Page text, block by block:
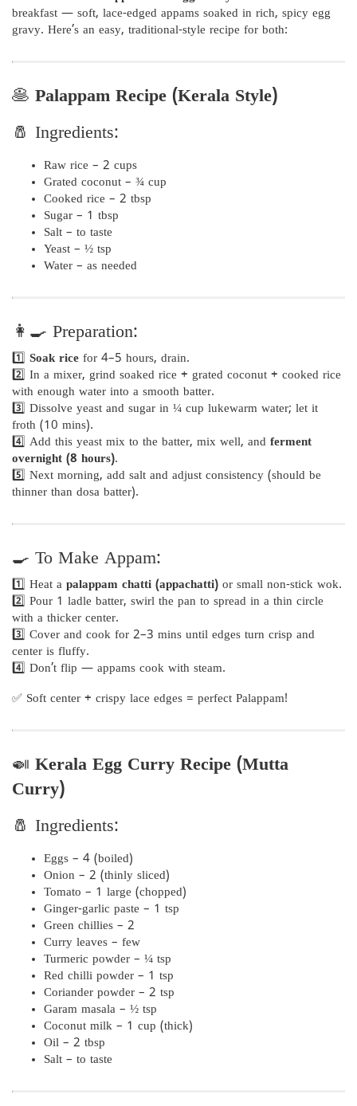
breakfast — soft, lace-edged appams soaked in rich, spicy egg
gravy. Here’s an easy, traditional-style recipe for both:
🥞 Palappam Recipe (Kerala Style)
🧂 Ingredients:
Raw rice – 2 cups
Grated coconut – ¾ cup
Cooked rice – 2 tbsp
Sugar – 1 tbsp
Salt – to taste
Yeast – ½ tsp
Water – as needed
👩‍🍳 Preparation:
1️⃣ Soak rice for 4–5 hours, drain.
2️⃣ In a mixer, grind soaked rice + grated coconut + cooked rice
with enough water into a smooth batter.
3️⃣ Dissolve yeast and sugar in ¼ cup lukewarm water; let it
froth (10 mins).
4️⃣ Add this yeast mix to the batter, mix well, and ferment
overnight (8 hours).
5️⃣ Next morning, add salt and adjust consistency (should be
thinner than dosa batter).
🍳 To Make Appam:
1️⃣ Heat a palappam chatti (appachatti) or small non-stick wok.
2️⃣ Pour 1 ladle batter, swirl the pan to spread in a thin circle
with a thicker center.
3️⃣ Cover and cook for 2–3 mins until edges turn crisp and
center is fluffy.
4️⃣ Don’t flip — appams cook with steam.
✅ Soft center + crispy lace edges = perfect Palappam!
🍛 Kerala Egg Curry Recipe (Mutta
Curry)
🧂 Ingredients:
Eggs – 4 (boiled)
Onion – 2 (thinly sliced)
Tomato – 1 large (chopped)
Ginger-garlic paste – 1 tsp
Green chillies – 2
Curry leaves – few
Turmeric powder – ¼ tsp
Red chilli powder – 1 tsp
Coriander powder – 2 tsp
Garam masala – ½ tsp
Coconut milk – 1 cup (thick)
Oil – 2 tbsp
Salt – to taste